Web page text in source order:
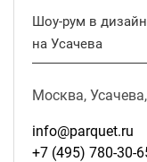
Шоу-рум в
на Усачева
Москва,
info@parquet.ru
+7 (495) 780-30-